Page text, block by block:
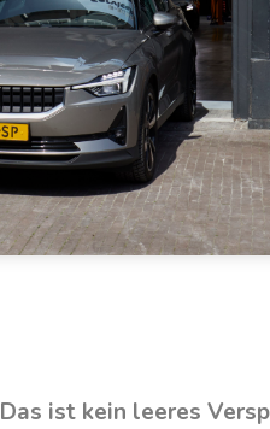
ist kein leeres